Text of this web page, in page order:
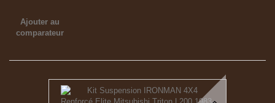
Ajouter au
comparateur